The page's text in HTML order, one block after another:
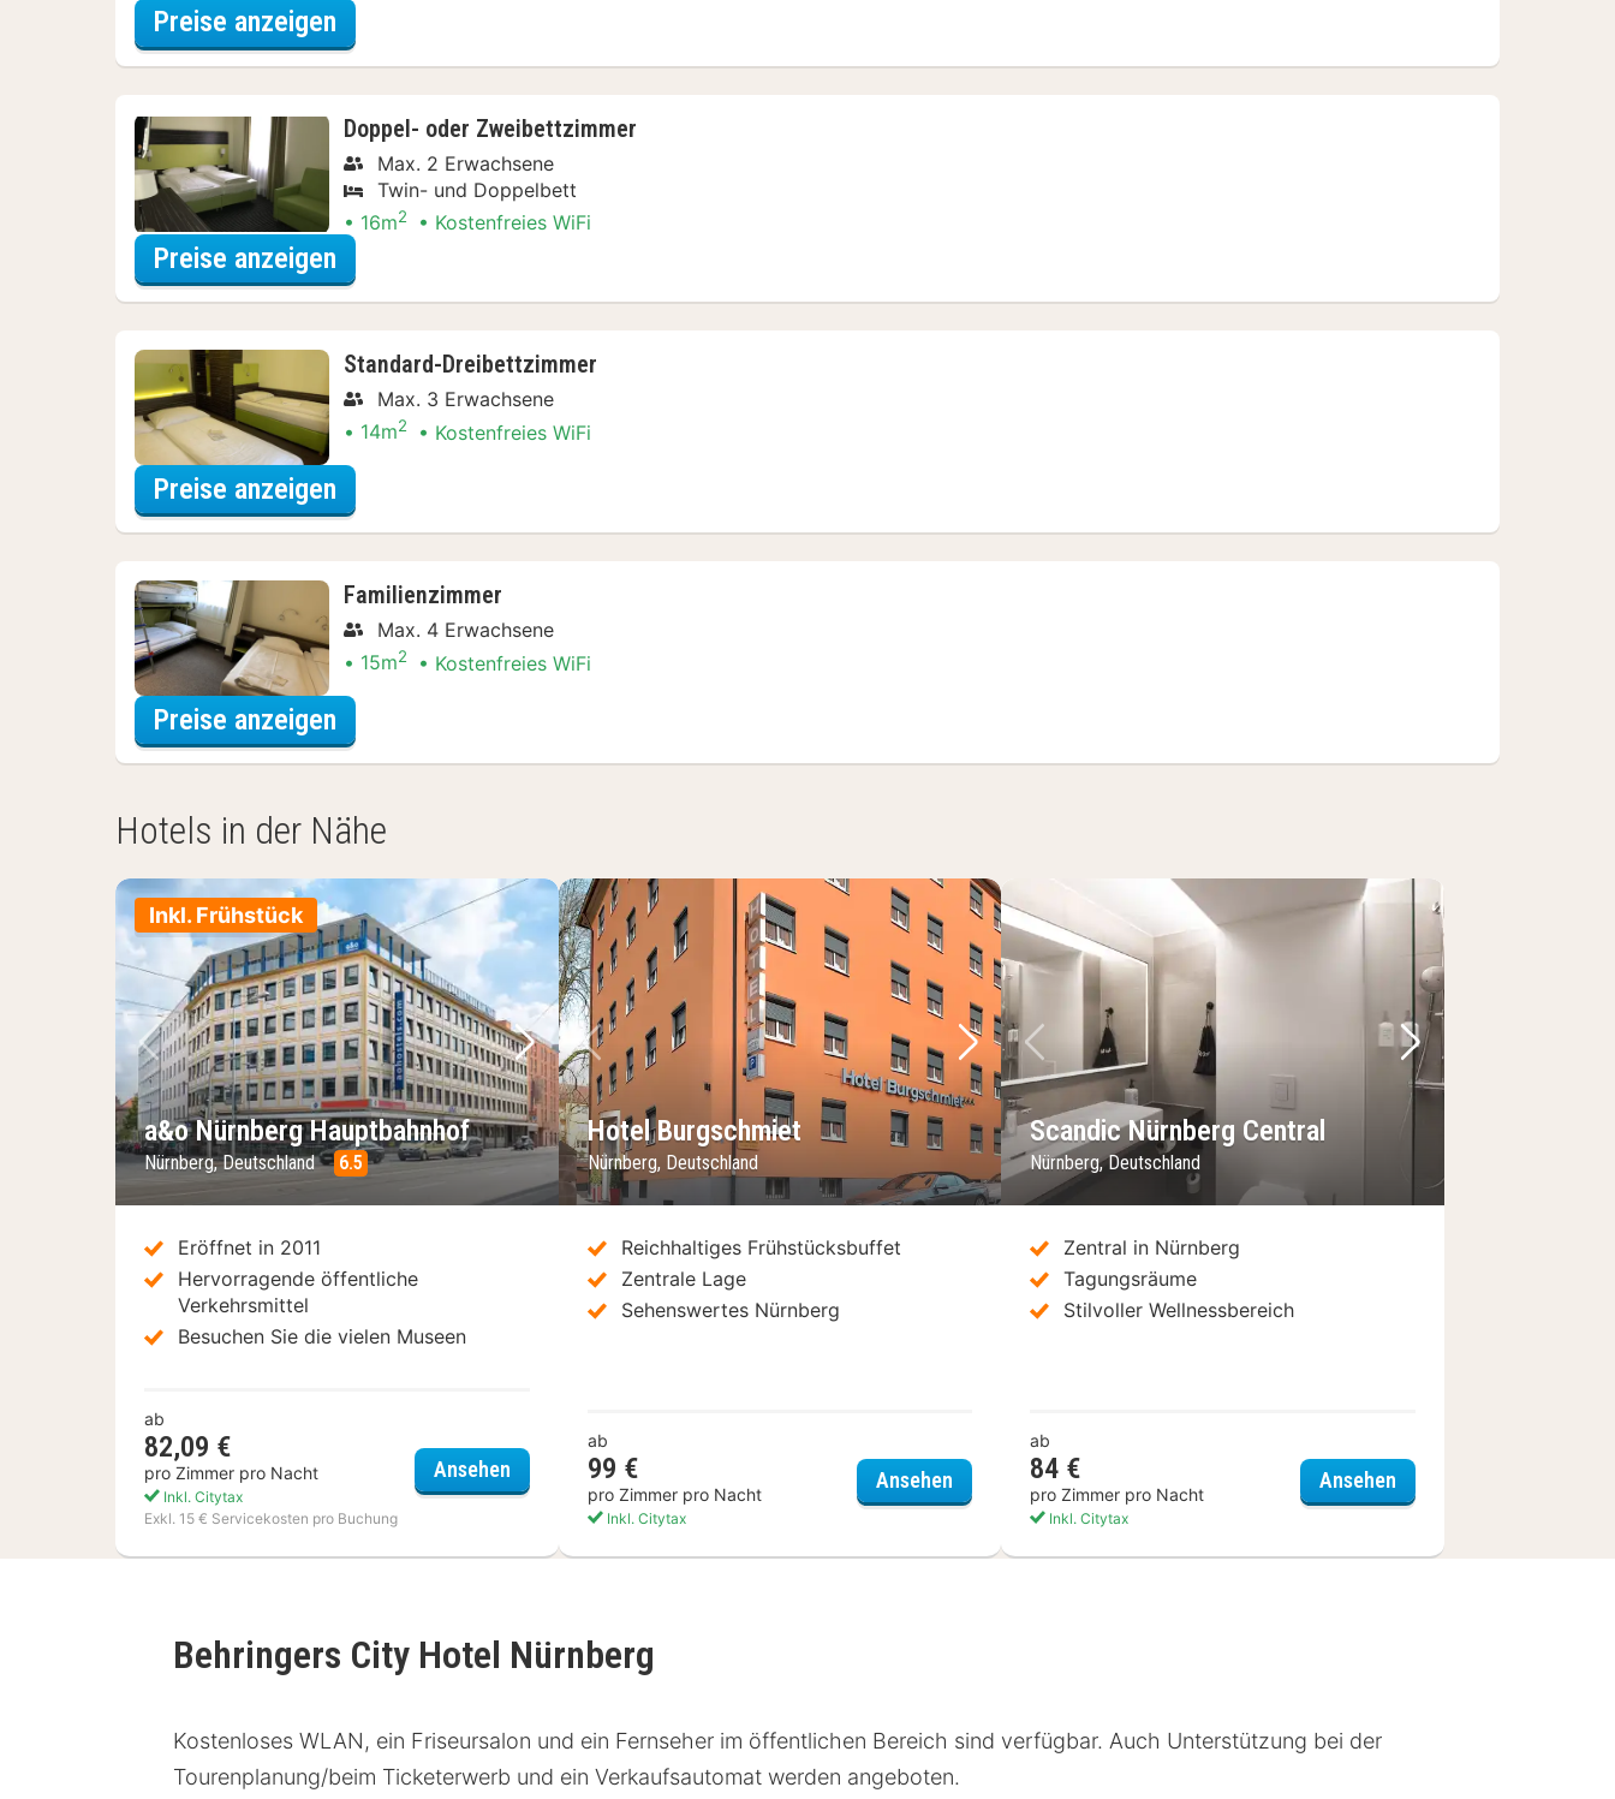
Preise anzeigen
Doppel- oder Zweibettzimmer
Max. 2 Erwachsene
Twin- und Doppelbett
16m2 Kostenfreies WiFi
Preise anzeigen
Standard-Dreibettzimmer
Max. 3 Erwachsene
14m2 Kostenfreies WiFi
Preise anzeigen
Familienzimmer
Max. 4 Erwachsene
15m2 Kostenfreies WiFi
Preise anzeigen
Hotels in der Nähe
Inkl. Frühstück
Vorheriges Bild
Nächstes Bild
a&o Nürnberg Hauptbahnhof
Nürnberg, Deutschland 6.5
Eröffnet in 2011
Hervorragende öffentliche
Verkehrsmittel
Besuchen Sie die vielen Museen
ab
82,09 €
pro Zimmer pro Nacht
Inkl. Citytax
Exkl. 15 € Servicekosten pro Buchung
Ansehena&o Nürnberg Hauptbahnhof
Vorheriges Bild
Nächstes Bild
Hotel Burgschmiet
Nürnberg, Deutschland
Reichhaltiges Frühstücksbuffet
Zentrale Lage
Sehenswertes Nürnberg
ab
99 €
pro Zimmer pro Nacht
Inkl. Citytax
Ansehen Hotel Burgschmiet
Vorheriges Bild
Nächstes Bild
Scandic Nürnberg Central
Nürnberg, Deutschland
Zentral in Nürnberg
Tagungsräume
Stilvoller Wellnessbereich
ab
84 €
pro Zimmer pro Nacht
Inkl. Citytax
AnsehenScandic Nürnberg
Behringers City Hotel Nürnberg
Kostenloses WLAN, ein Friseursalon und ein Fernseher im öffentlichen Bereich sind verfügbar. Auch Unterstützung bei der
Tourenplanung/beim Ticketerwerb und ein Verkaufsautomat werden angeboten.